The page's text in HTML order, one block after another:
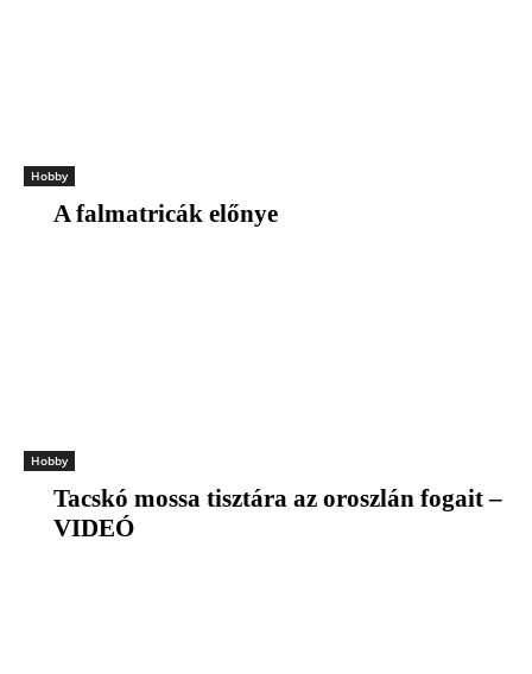
Hobby
A falmatricák előnye
Hobby
Tacskó mossa tisztára az oroszlán fogait –
VIDEÓ